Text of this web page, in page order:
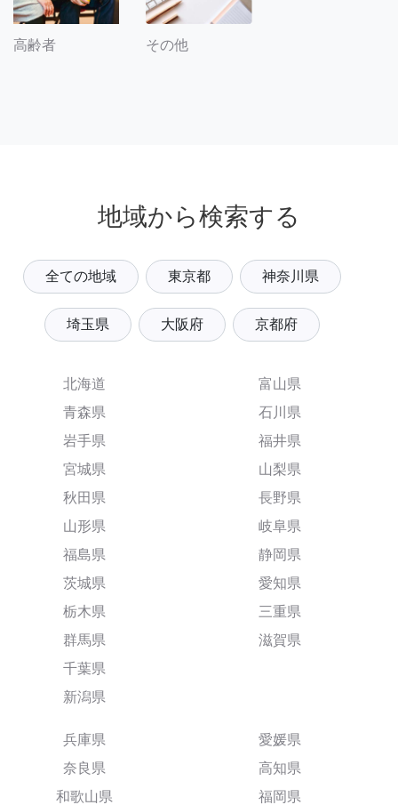
高齢者 その他
地域から検索する
全ての地域 東京都 神奈川県
埼玉県 大阪府 京都府
北海道
青森県
岩手県
宮城県
秋田県
山形県
福島県
茨城県
栃木県
群馬県
千葉県
新潟県
富山県
石川県
福井県
山梨県
長野県
岐阜県
静岡県
愛知県
三重県
滋賀県
兵庫県
奈良県
和歌山県
愛媛県
高知県
福岡県